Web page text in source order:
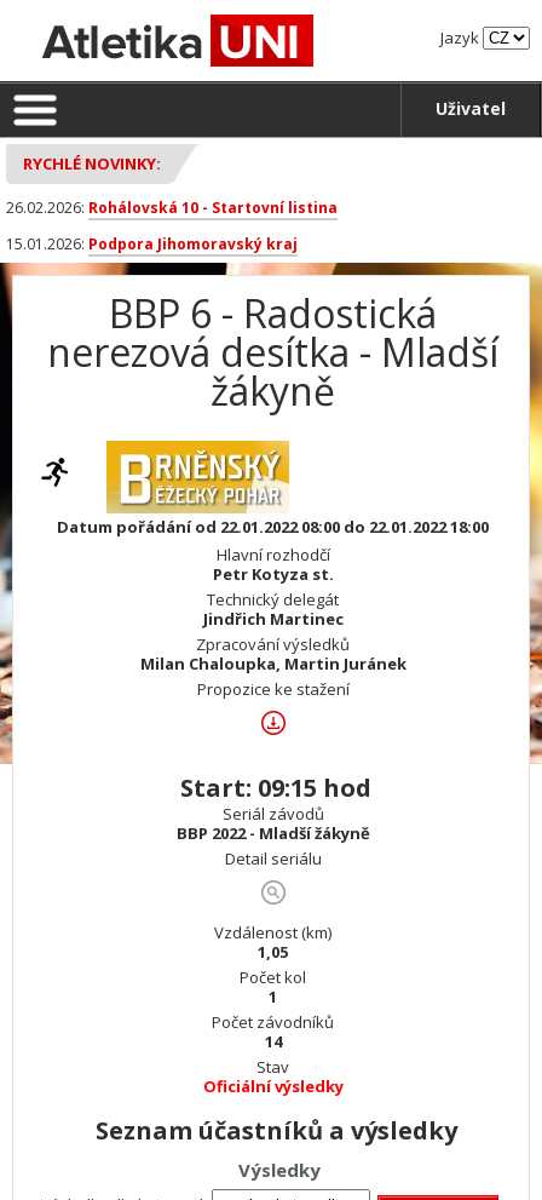
Jazyk
Uživatel
RYCHLÉ NOVINKY:
26.02.2026: Rohálovská 10 - Startovní listina
15.01.2026: Podpora Jihomoravský kraj
BBP 6 - Radostická
nerezová desítka - Mladší
žákyně
Datum pořádání od 22.01.2022 08:00 do 22.01.2022 18:00
Hlavní rozhodčí
Petr Kotyza st.
Technický delegát
Jindřich Martinec
Zpracování výsledků
Milan Chaloupka, Martin Juránek
Propozice ke stažení
Start: 09:15 hod
Seriál závodů
BBP 2022 - Mladší žákyně
Detail seriálu
Vzdálenost (km)
1,05
Počet kol
1
Počet závodníků
14
Stav
Oficiální výsledky
Seznam účastníků a výsledky
Výsledky